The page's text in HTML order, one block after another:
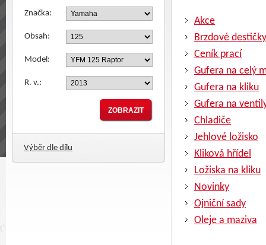
Značka:
Obsah:
Model:
R. v.:
Výběr dle dílu
Akce
Brzdové destičky
Ceník prací
Gufera na celý
Gufera na kliku
Gufera na
Chladiče
Jehlové ložisko
Kliková hřídel
Ložiska na kliku
Novinky
Ojniční sady
Oleje a maziva